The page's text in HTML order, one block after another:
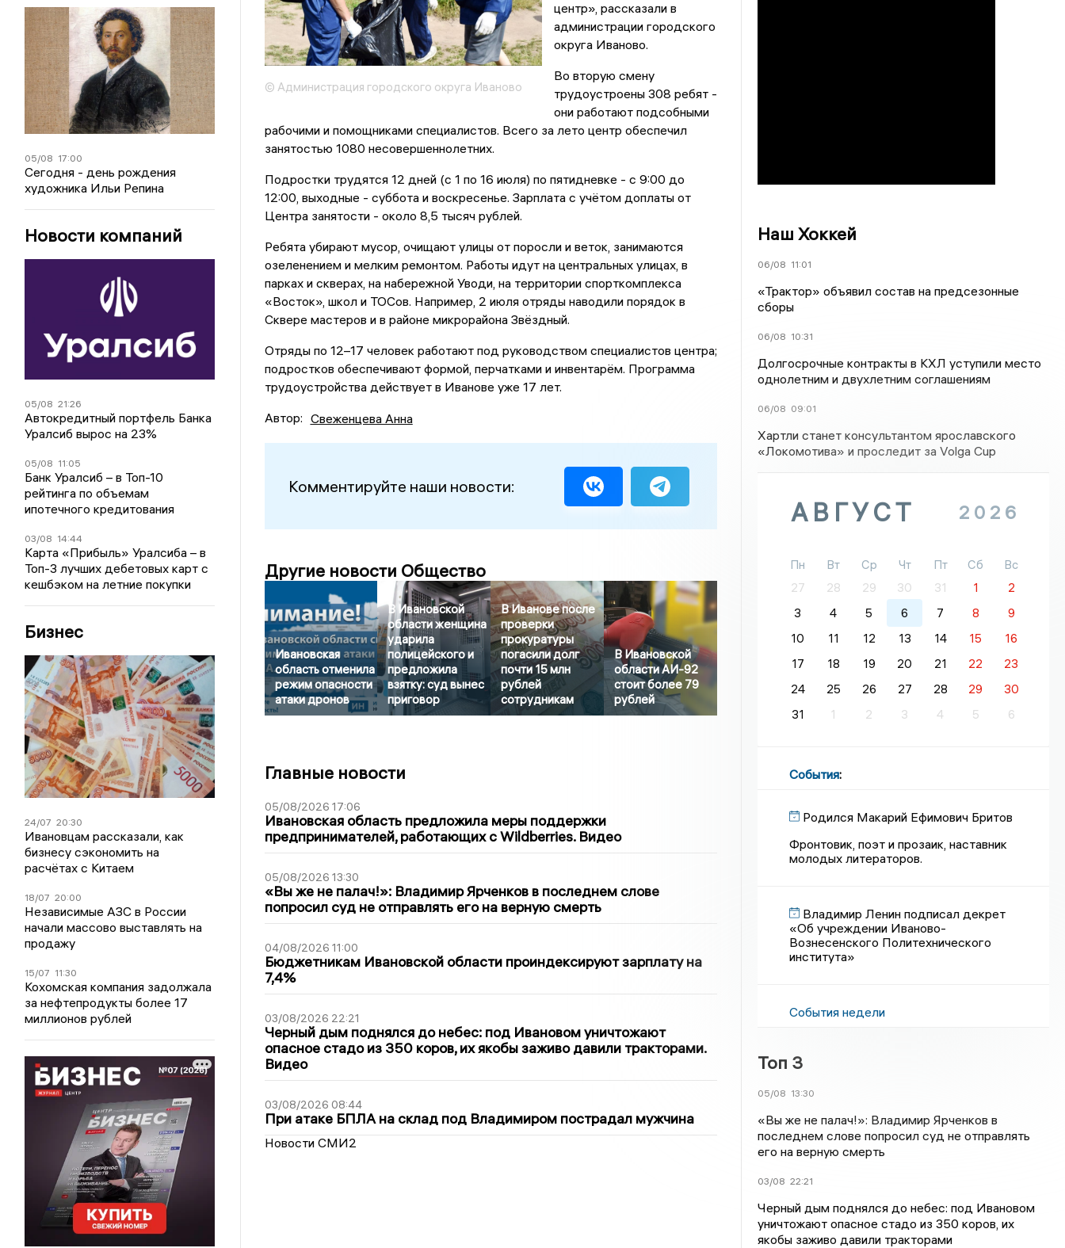
05/08 17:00
Сегодня - день рождения
художника Ильи Репина
Новости компаний
05/08 21:26
Автокредитный портфель Банка
Уралсиб вырос на 23%
05/08 11:05
Банк Уралсиб – в Топ-10
рейтинга по объемам
ипотечного кредитования
03/08 14:44
Карта «Прибыль» Уралсиба – в
Топ-3 лучших дебетовых карт с
кешбэком на летние покупки
Бизнес
24/07 20:30
Ивановцам рассказали, как
бизнесу сэкономить на
расчётах с Китаем
18/07 20:00
Независимые АЗС в России
начали массово выставлять на
продажу
15/07 11:30
Кохомская компания задолжала
за нефтепродукты более 17
миллионов рублей
© Администрация городского округа Иваново
центр», рассказали в
администрации городского
округа Иваново.
Во вторую смену
трудоустроены 308 ребят -
они работают подсобными
рабочими и помощниками специалистов. Всего за лето центр обеспечил
занятостью 1080 несовершеннолетних.
Подростки трудятся 12 дней (с 1 по 16 июля) по пятидневке - с 9:00 до
12:00, выходные - суббота и воскресенье. Зарплата с учётом доплаты от
Центра занятости - около 8,5 тысяч рублей.
Ребята убирают мусор, очищают улицы от поросли и веток, занимаются
озеленением и мелким ремонтом. Работы идут на центральных улицах, в
парках и скверах, на набережной Уводи, на территории спорткомплекса
«Восток», школ и ТОСов. Например, 2 июля отряды наводили порядок в
Сквере мастеров и в районе микрорайона Звёздный.
Отряды по 12–17 человек работают под руководством специалистов центра;
подростков обеспечивают формой, перчатками и инвентарём. Программа
трудоустройства действует в Иванове уже 17 лет.
Автор: Свеженцева Анна
Комментируйте наши новости:
Другие новости Общество
Ивановская
область отменила
режим опасности
атаки дронов
В Ивановской
области женщина
ударила
полицейского и
предложила
взятку: суд вынес
приговор
В Иванове после
проверки
прокуратуры
погасили долг
почти 15 млн
рублей
сотрудникам
В Ивановской
области АИ-92
стоит более 79
рублей
Главные новости
05/08/2026 17:06
Ивановская область предложила меры поддержки
предпринимателей, работающих с Wildberries. Видео
05/08/2026 13:30
«Вы же не палач!»: Владимир Ярченков в последнем слове
попросил суд не отправлять его на верную смерть
04/08/2026 11:00
Бюджетникам Ивановской области проиндексируют зарплату на
7,4%
03/08/2026 22:21
Черный дым поднялся до небес: под Ивановом уничтожают
опасное стадо из 350 коров, их якобы заживо давили тракторами.
Видео
03/08/2026 08:44
При атаке БПЛА на склад под Владимиром пострадал мужчина
Новости СМИ2
Наш Хоккей
06/08 11:01
«Трактор» объявил состав на предсезонные
сборы
06/08 10:31
Долгосрочные контракты в КХЛ уступили место
однолетним и двухлетним соглашениям
06/08 09:01
Хартли станет консультантом ярославского
«Локомотива» и проследит за Volga Cup
АВГУСТ 2026
Пн Вт Ср Чт Пт Сб
Вс
27
28 29 30 31 1
2
3
4 5 6 7 8
9
10
11 12 13 14 15
16
17
18 19 20 21 22
23
24
25 26 27 28 29
30
31
1 2 3 4 5 6
События:
Родился Макарий Ефимович Бритов
Фронтовик, поэт и прозаик, наставник
молодых литераторов.
Владимир Ленин подписал декрет
«Об учреждении Иваново-
Вознесенского Политехнического
института»
События недели
Топ 3
05/08 13:30
«Вы же не палач!»: Владимир Ярченков в
последнем слове попросил суд не отправлять
его на верную смерть
03/08 22:21
Черный дым поднялся до небес: под Ивановом
уничтожают опасное стадо из 350 коров, их
якобы заживо давили тракторами